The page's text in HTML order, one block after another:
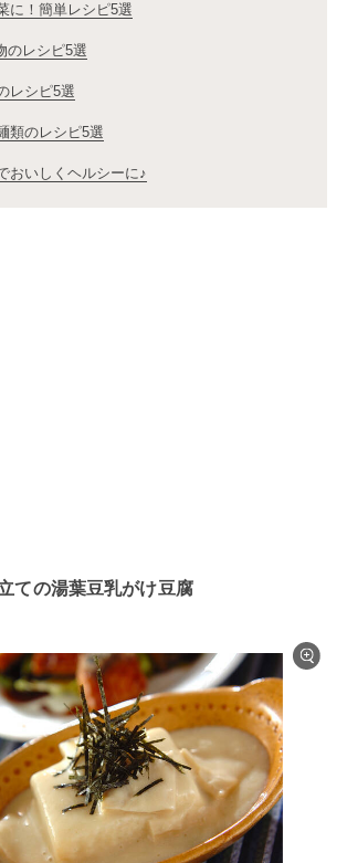
に！簡単レシピ5選
のレシピ5選
レシピ5選
類のレシピ5選
おいしくヘルシーに♪
ての湯葉豆乳がけ豆腐